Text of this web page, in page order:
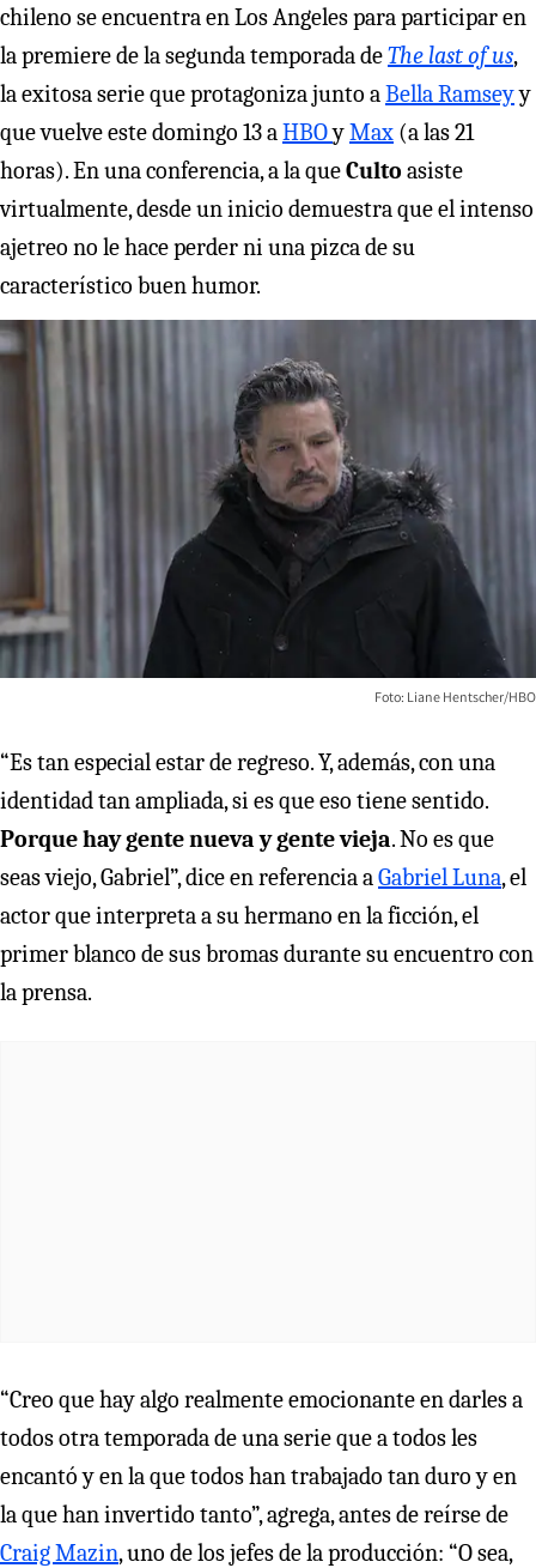
chileno se encuentra en Los Angeles para participar en
la premiere de la segunda temporada deThe last of us,
la exitosa serie que protagoniza junto aBella Ramseyy
que vuelve este domingo 13 aHBOyMax (a las 21
horas). En una conferencia, a la queCulto asiste
virtualmente, desde un inicio demuestra que el intenso
ajetreo no le hace perder ni una pizca de su
característico buen humor.
Foto: Liane Hentscher/HBO
“Es tan especial estar de regreso. Y, además, con una
identidad tan ampliada, si es que eso tiene sentido.
Porque hay gente nueva y gente vieja. No es que
seas viejo, Gabriel”, dice en referencia a Gabriel Luna, el
actor que interpreta a su hermano en la ficción, el
primer blanco de sus bromas durante su encuentro con
la prensa.
“Creo que hay algo realmente emocionante en darles a
todos otra temporada de una serie que a todos les
encantó y en la que todos han trabajado tan duro y en
la que han invertido tanto”, agrega, antes de reírse de
Craig Mazin, uno de los jefes de la producción: “O sea,